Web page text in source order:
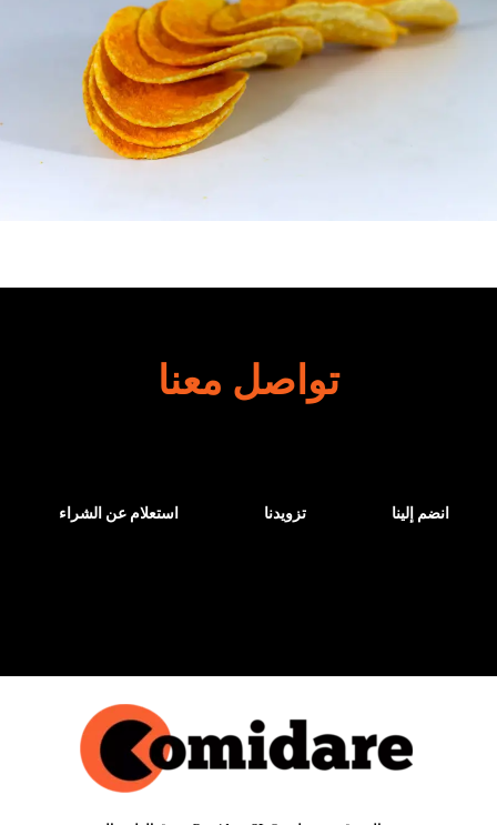
تواصل معنا
استعلام عن الشراء تزويدنا انضم إلينا